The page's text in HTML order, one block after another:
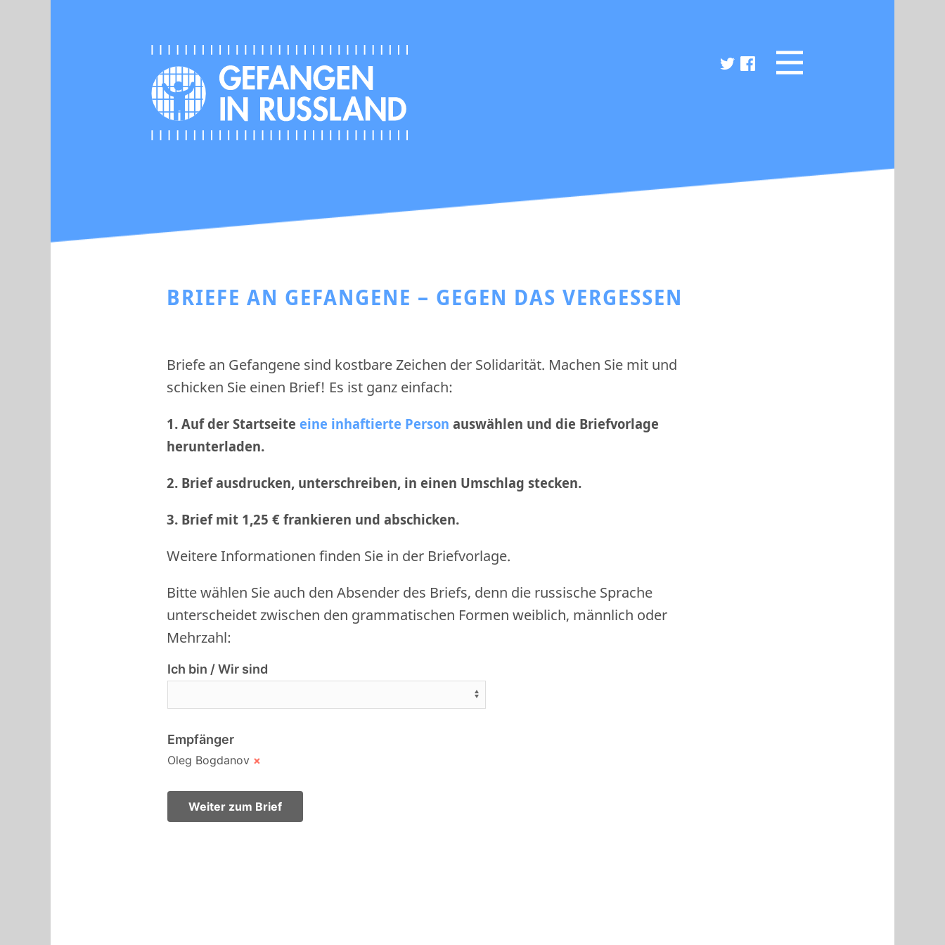
BRIEFE AN GEFANGENE – GEGEN DAS VERGESSEN
Briefe an Gefangene sind kostbare Zeichen der Solidarität. Machen Sie mit und
schicken Sie einen Brief! Es ist ganz einfach:
1. Auf der Startseite eine inhaftierte Person auswählen und die Briefvorlage
herunterladen.
2. Brief ausdrucken, unterschreiben, in einen Umschlag stecken.
3. Brief mit 1,25 € frankieren und abschicken.
Weitere Informationen finden Sie in der Briefvorlage.
Bitte wählen Sie auch den Absender des Briefs, denn die russische Sprache
unterscheidet zwischen den grammatischen Formen weiblich, männlich oder
Mehrzahl:
Ich bin / Wir sind
Empfänger
Oleg Bogdanov ×
Weiter zum Brief